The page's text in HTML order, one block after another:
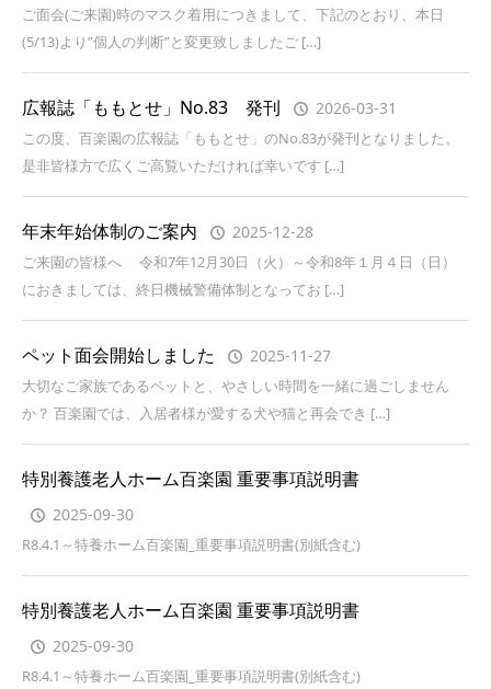
ご面会(ご来園)時のマスク着用につきまして、下記のとおり、本日
(5/13)より”個人の判断”と変更致しましたご […]
広報誌「ももとせ」No.83 発刊 2026-03-31
この度、百楽園の広報誌「ももとせ」のNo.83が発刊となりました。
是非皆様方で広くご高覧いただければ幸いです […]
年末年始体制のご案内 2025-12-28
ご来園の皆様へ 令和7年12月30日（火）～令和8年１月４日（日）
におきましては、終日機械警備体制となってお […]
ペット面会開始しました 2025-11-27
大切なご家族であるペットと、やさしい時間を一緒に過ごしません
か？ 百楽園では、入居者様が愛する犬や猫と再会でき […]
特別養護老人ホーム百楽園 重要事項説明書
2025-09-30
R8.4.1～特養ホーム百楽園_重要事項説明書(別紙含む)
特別養護老人ホーム百楽園 重要事項説明書
2025-09-30
R8.4.1～特養ホーム百楽園_重要事項説明書(別紙含む)